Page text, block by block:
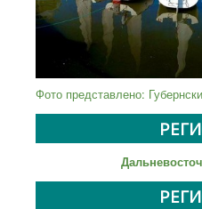
Фото представлено: